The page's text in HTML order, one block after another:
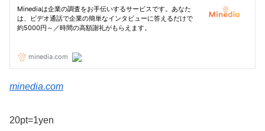
minedia.com
20pt=1yen